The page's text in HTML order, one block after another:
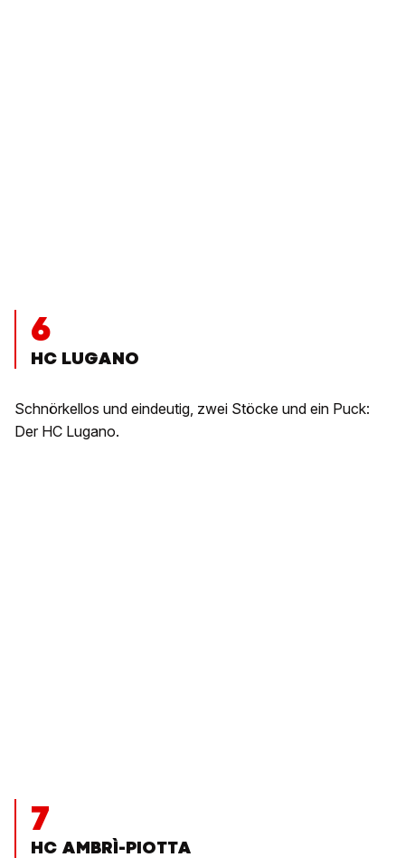
6
HC LUGANO
Schnörkellos und eindeutig, zwei Stöcke und ein Puck:
Der HC Lugano.
7
HC AMBRÌ-PIOTTA